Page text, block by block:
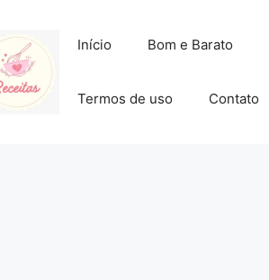
Início Bom e Barato
Termos de uso Contato